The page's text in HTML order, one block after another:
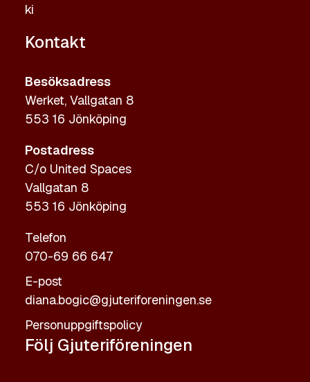
ki
Kontakt
Besöksadress
Werket, Vallgatan 8
553 16 Jönköping
Postadress
C/o United Spaces
Vallgatan 8
553 16 Jönköping
Telefon
070-69 66 647
E-post
diana.bogic@gjuteriforeningen.se
Personuppgiftspolicy
Följ Gjuteriföreningen